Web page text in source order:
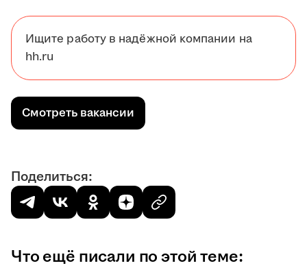
Ищите работу в надёжной компании на
hh.ru
Смотреть вакансии
Поделиться:
Что ещё писали по этой теме: